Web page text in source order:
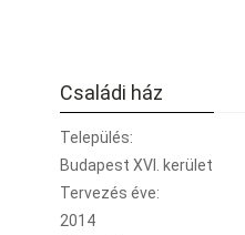
Családi ház
Település:
Budapest XVI. kerület
Tervezés éve:
2014